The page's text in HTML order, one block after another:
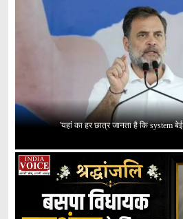
'यहां का हर छात्र जानता है कि system